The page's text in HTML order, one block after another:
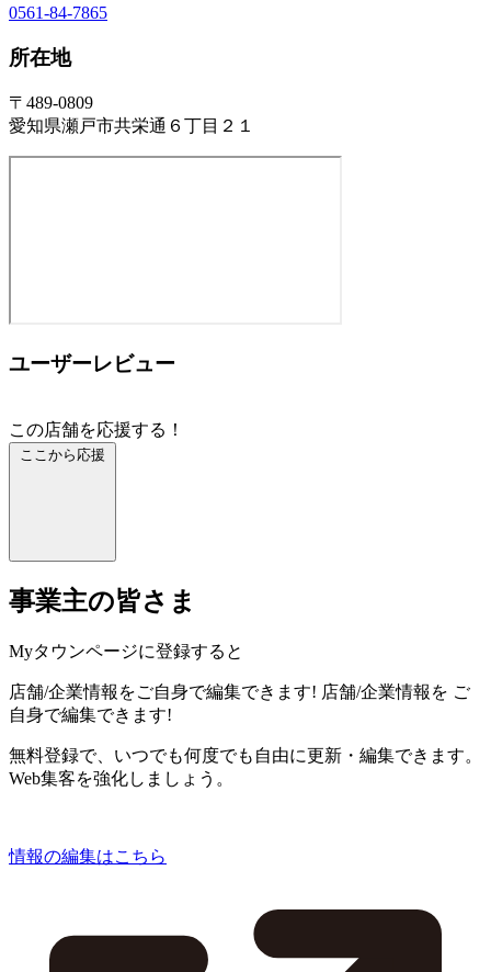
0561-84-7865
所在地
〒489-0809
愛知県瀬戸市共栄通６丁目２１
ユーザーレビュー
この店舗を応援する！
ここから応援
事業主の皆さま
Myタウンページに登録すると
店舗/企業情報をご自身で編集できます! 店舗/企業情報を ご
自身で編集できます!
無料登録で、いつでも何度でも自由に更新・編集できます。
Web集客を強化しましょう。
情報の編集はこちら